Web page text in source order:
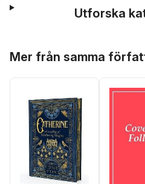
Utforska
Mer från samma